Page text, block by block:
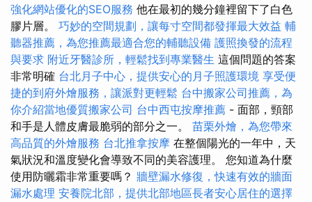
強化網站優化的SEO服務 他在最初的幾分鐘裡留下了白色
膠片層。 巧妙的空間規劃，讓每寸空間都發揮最大效益 輔
聽器推薦，為您推薦最適合您的輔聽設備 護照換發的流程
與要求 附近牙醫診所，輕鬆找到專業醫生 這個問題的答案
非常明確 台北月子中心，提供安心的月子照護環境 享受便
捷的到府外燴服務，讓派對更輕鬆 台中搬家公司推薦，為
你介紹當地優質搬家公司 台中西屯按摩推薦 - 面部，頸部
和手是人體皮膚最脆弱的部分之一。 苗栗外燴，為您帶來
高品質的外燴服務 台北推拿按摩 在整個陽光的一年中，天
氣狀況和溫度變化會導致不同的美容護理。 您知道為什麼
使用防曬霜非常重要嗎？ 牆壁漏水修復，快速有效的牆面
漏水處理 安養院北部，提供北部地區長者安心居住的選擇